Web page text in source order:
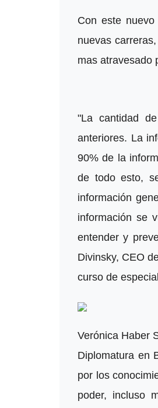
Con este
nuevas
mas atravesado
"La cantidad
anteriores. La
90% de la
de todo esto,
información
información se
entender y
Divinsky, CEO
curso de
Verónica Haber
Diplomatura en
por los
poder, incluso